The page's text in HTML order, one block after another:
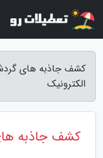
کشف جاذبه های
الکترونیک
کشف جاذبه